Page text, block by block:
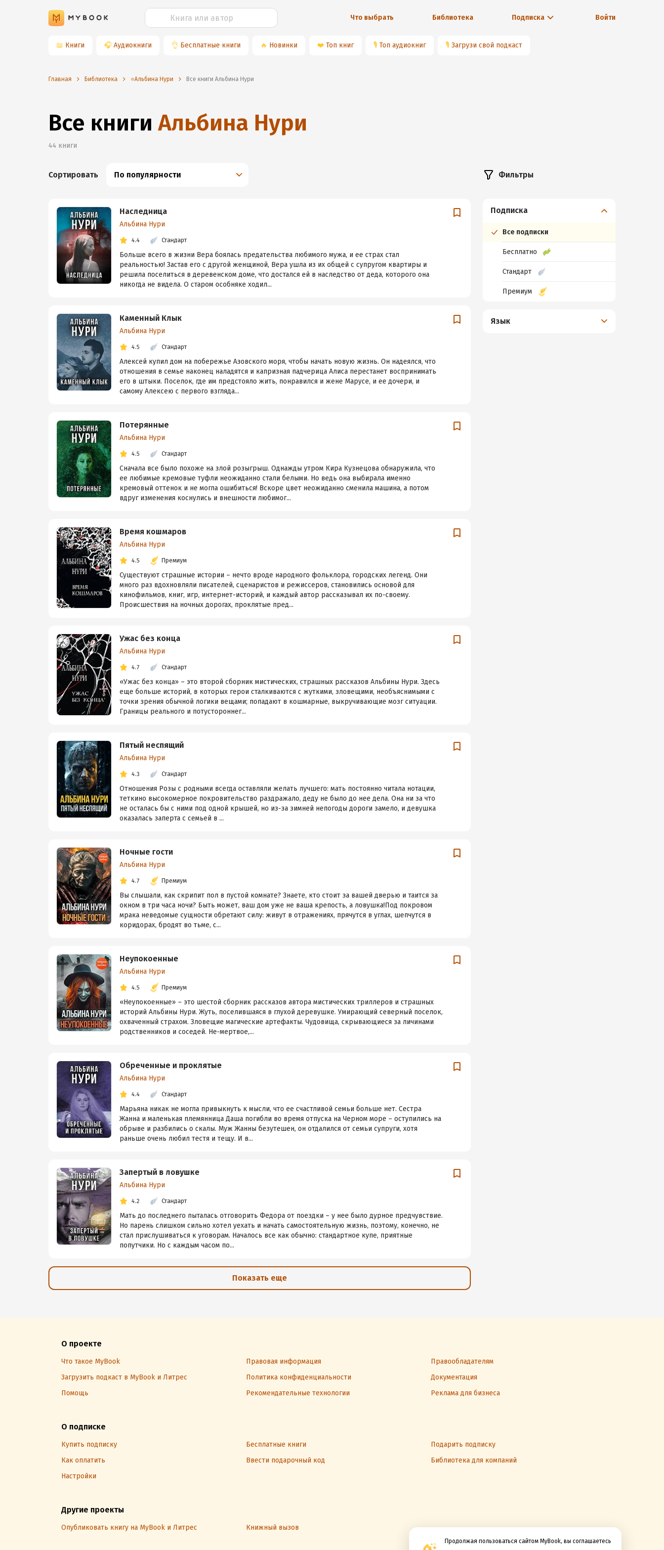
Что выбрать Библиотека Подписка Войти
📖 Книги 🎧 Аудиокниги 👌 Бесплатные книги 🔥 Новинки ❤️ Топ книг 🎙 Топ аудиокниг 🎙 Загрузи свой подкаст
Продолжая пользоваться сайтом MyBook, вы соглашаетесь
Главная Библиотека ⭐️Альбина Нури Все книги Альбина Нури
Все книги Альбина Нури
44 книги
Сортировать По популярности
Наследница
Альбина Нури
4.4 Стандарт
Больше всего в жизни Вера боялась предательства любимого мужа, и ее страх стал
реальностью! Застав его с другой женщиной, Вера ушла из их общей с супругом квартиры и
решила поселиться в деревенском доме, что достался ей в наследство от деда, которого она
никогда не видела. О старом особняке ходил...
Каменный Клык
Альбина Нури
4.5 Стандарт
Алексей купил дом на побережье Азовского моря, чтобы начать новую жизнь. Он надеялся, что
отношения в семье наконец наладятся и капризная падчерица Алиса перестанет воспринимать
его в штыки. Поселок, где им предстояло жить, понравился и жене Марусе, и ее дочери, и
самому Алексею с первого взгляда...
Потерянные
Альбина Нури
4.5 Стандарт
Сначала все было похоже на злой розыгрыш. Однажды утром Кира Кузнецова обнаружила, что
ее любимые кремовые туфли неожиданно стали белыми. Но ведь она выбирала именно
кремовый оттенок и не могла ошибиться! Вскоре цвет неожиданно сменила машина, а потом
вдруг изменения коснулись и внешности любимог...
Время кошмаров
Альбина Нури
4.5 Премиум
Существуют страшные истории – нечто вроде народного фольклора, городских легенд. Они
много раз вдохновляли писателей, сценаристов и режиссеров, становились основой для
кинофильмов, книг, игр, интернет-историй, и каждый автор рассказывал их по-своему.
Происшествия на ночных дорогах, проклятые пред...
Ужас без конца
Альбина Нури
4.7 Стандарт
«Ужас без конца» – это второй сборник мистических, страшных рассказов Альбины Нури. Здесь
еще больше историй, в которых герои сталкиваются с жуткими, зловещими, необъяснимыми с
точки зрения обычной логики вещами; попадают в кошмарные, выкручивающие мозг ситуации.
Границы реального и потустороннег...
Пятый неспящий
Альбина Нури
4.3 Стандарт
Отношения Розы с родными всегда оставляли желать лучшего: мать постоянно читала нотации,
теткино высокомерное покровительство раздражало, деду не было до нее дела. Она ни за что
не осталась бы с ними под одной крышей, но из-за зимней непогоды дороги замело, и девушка
оказалась заперта с семьей в ...
Ночные гости
Альбина Нури
4.7 Премиум
Вы слышали, как скрипит пол в пустой комнате? Знаете, кто стоит за вашей дверью и таится за
окном в три часа ночи? Быть может, ваш дом уже не ваша крепость, а ловушка!Под покровом
мрака неведомые сущности обретают силу: живут в отражениях, прячутся в углах, шепчутся в
коридорах, бродят во тьме, с...
Неупокоенные
Альбина Нури
4.5 Премиум
«Неупокоенные» – это шестой сборник рассказов автора мистических триллеров и страшных
историй Альбины Нури. Жуть, поселившаяся в глухой деревушке. Умирающий северный поселок,
охваченный страхом. Зловещие магические артефакты. Чудовища, скрывающиеся за личинами
родственников и соседей. Не-мертвое,...
Обреченные и проклятые
Альбина Нури
4.4 Стандарт
Марьяна никак не могла привыкнуть к мысли, что ее счастливой семьи больше нет. Сестра
Жанна и маленькая племянница Даша погибли во время отпуска на Черном море – оступились на
обрыве и разбились о скалы. Муж Жанны безутешен, он отдалился от семьи супруги, хотя
раньше очень любил тестя и тещу. И в...
Запертый в ловушке
Альбина Нури
4.2 Стандарт
Мать до последнего пыталась отговорить Федора от поездки – у нее было дурное предчувствие.
Но парень слишком сильно хотел уехать и начать самостоятельную жизнь, поэтому, конечно, не
стал прислушиваться к уговорам. Началось все как обычно: стандартное купе, приятные
попутчики. Но с каждым часом по...
Показать еще
Фильтры
Подписка
Все подписки
Бесплатно
Стандарт
Премиум
Язык
О проекте
Что такое MyBook Правовая информация
Правообладателям
Загрузить подкаст в MyBook и Литрес
Политика конфиденциальности
Документация
Помощь
Рекомендательные технологии Реклама для бизнеса
О подписке
Купить подписку Бесплатные книги
Подарить подписку
Как оплатить
Ввести подарочный код
Библиотека для компаний
Настройки
Другие проекты
Опубликовать книгу на MyBook и Литрес Книжный вызов